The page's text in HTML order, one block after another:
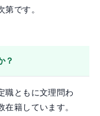
です。
？
職ともに文理問わ
籍しています。